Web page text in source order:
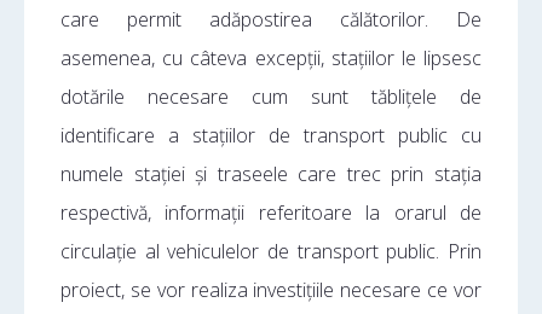
care permit adăpostirea călătorilor. De
asemenea, cu câteva excepții, stațiilor le lipsesc
dotările necesare cum sunt tăblițele de
identificare a stațiilor de transport public cu
numele stației și traseele care trec prin stația
respectivă, informații referitoare la orarul de
circulație al vehiculelor de transport public. Prin
proiect, se vor realiza investițiile necesare ce vor